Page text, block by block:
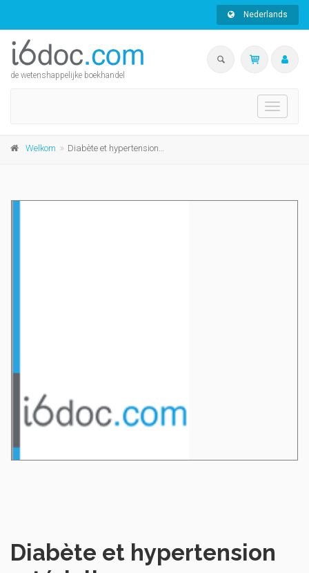
Nederlands
de wetenshappelijke boekhandel
Toggle
Welkom Diabète et hypertension artérielle
Diabète et hypertension